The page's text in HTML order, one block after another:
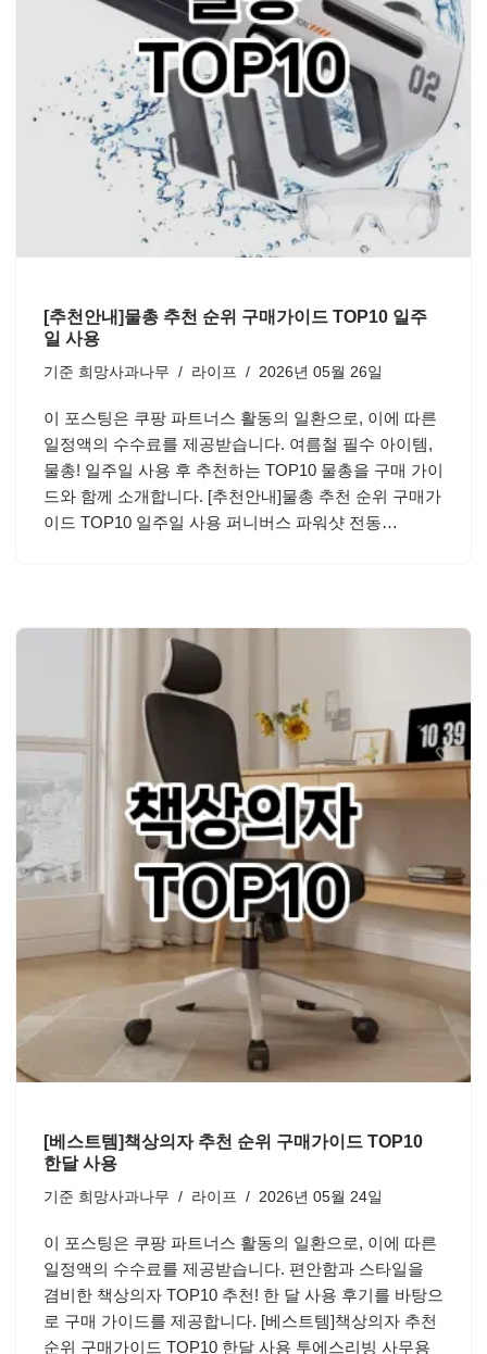
[추천안내]물총 추천 순위 구매가이드 TOP10 일주
일 사용
기준 희망사과나무 라이프 2026년 05월 26일
이 포스팅은 쿠팡 파트너스 활동의 일환으로, 이에 따른
일정액의 수수료를 제공받습니다. 여름철 필수 아이템,
물총! 일주일 사용 후 추천하는 TOP10 물총을 구매 가이
드와 함께 소개합니다. [추천안내]물총 추천 순위 구매가
이드 TOP10 일주일 사용 퍼니버스 파워샷 전동…
[베스트템]책상의자 추천 순위 구매가이드 TOP10
한달 사용
기준 희망사과나무 라이프 2026년 05월 24일
이 포스팅은 쿠팡 파트너스 활동의 일환으로, 이에 따른
일정액의 수수료를 제공받습니다. 편안함과 스타일을
겸비한 책상의자 TOP10 추천! 한 달 사용 후기를 바탕으
로 구매 가이드를 제공합니다. [베스트템]책상의자 추천
순위 구매가이드 TOP10 한달 사용 투에스리빙 사무용